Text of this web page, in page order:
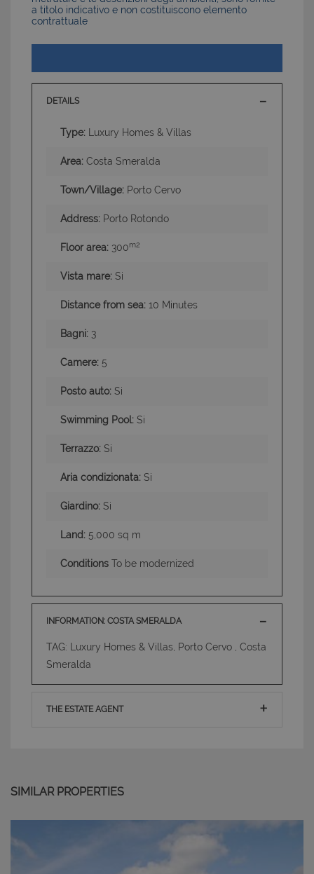
a titolo indicativo e non costituiscono elemento
contrattuale
DETAILS
Type: Luxury Homes & Villas
Area: Costa Smeralda
Town/Village: Porto Cervo
Address: Porto Rotondo
Floor area: 300m2
Vista mare: Si
Distance from sea: 10 Minutes
Bagni: 3
Camere: 5
Posto auto: Si
Swimming Pool: Si
Terrazzo: Si
Aria condizionata: Si
Giardino: Si
Land: 5,000 sq m
Conditions To be modernized
INFORMATION: COSTA SMERALDA
TAG: Luxury Homes & Villas, Porto Cervo , Costa
Smeralda
THE ESTATE AGENT
SIMILAR PROPERTIES